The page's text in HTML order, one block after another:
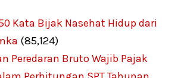
Kata Bijak Nasehat Hidup dari
(85,124)
Peredaran Bruto Wajib Pajak